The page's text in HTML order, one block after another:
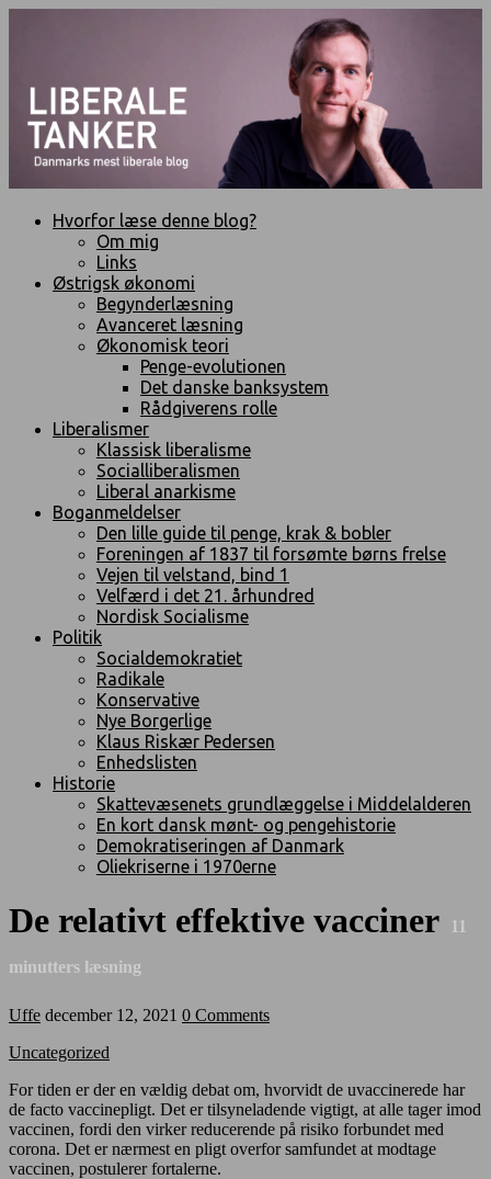
Hvorfor læse denne blog?
Om mig
Links
Østrigsk økonomi
Begynderlæsning
Avanceret læsning
Økonomisk teori
Penge-evolutionen
Det danske banksystem
Rådgiverens rolle
Liberalismer
Klassisk liberalisme
Socialliberalismen
Liberal anarkisme
Boganmeldelser
Den lille guide til penge, krak & bobler
Foreningen af 1837 til forsømte børns frelse
Vejen til velstand, bind 1
Velfærd i det 21. århundred
Nordisk Socialisme
Politik
Socialdemokratiet
Radikale
Konservative
Nye Borgerlige
Klaus Riskær Pedersen
Enhedslisten
Historie
Skattevæsenets grundlæggelse i Middelalderen
En kort dansk mønt- og pengehistorie
Demokratiseringen af Danmark
Oliekriserne i 1970erne
De relativt effektive vacciner 11
minutters læsning
Uffe december 12, 2021 0 Comments
Uncategorized
For tiden er der en vældig debat om, hvorvidt de uvaccinerede har
de facto vaccinepligt. Det er tilsyneladende vigtigt, at alle tager imod
vaccinen, fordi den virker reducerende på risiko forbundet med
corona. Det er nærmest en pligt overfor samfundet at modtage
vaccinen, postulerer fortalerne.